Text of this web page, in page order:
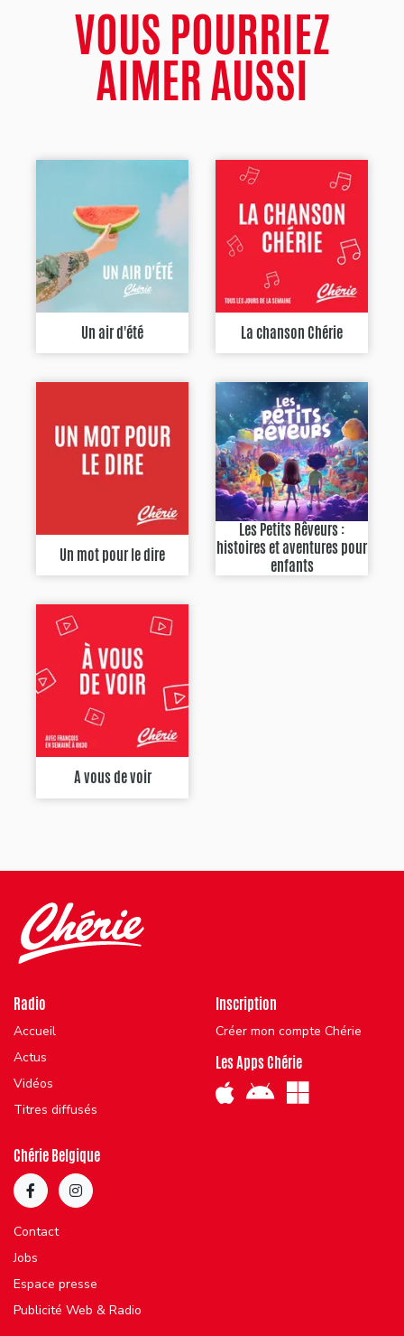
VOUS POURRIEZ
AIMER AUSSI
Un air d'été La chanson Chérie
Un mot pour le dire
Les Petits Rêveurs :
histoires et aventures pour
enfants
A vous de voir
Radio
Accueil
Actus
Vidéos
Titres diffusés
Inscription
Créer mon compte Chérie
Les Apps Chérie
Chérie Belgique
Contact
Jobs
Espace presse
Publicité Web & Radio